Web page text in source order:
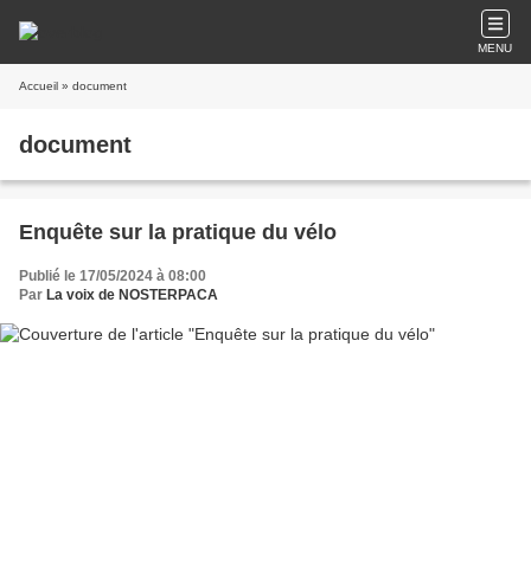
MENU
Accueil » document
document
Enquête sur la pratique du vélo
Publié le 17/05/2024 à 08:00
Par La voix de NOSTERPACA